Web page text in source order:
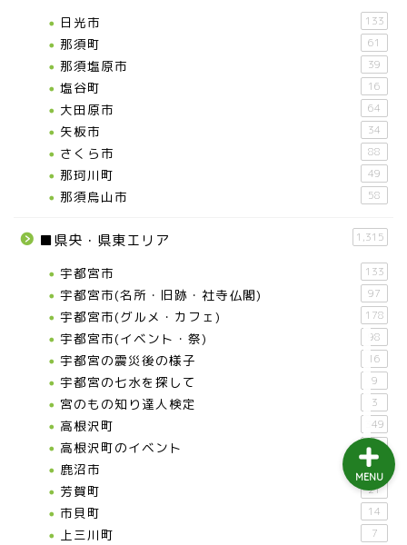
日光市 133
那須町 61
那須塩原市 39
塩谷町 16
大田原市 64
矢板市 34
さくら市 88
那珂川町 49
那須烏山市 58
■県央・県東エリア 1,315
宇都宮市 133
宇都宮市(名所・旧跡・社寺仏閣) 97
宇都宮市(グルメ・カフェ) 178
宇都宮市(イベント・祭) 98
宇都宮の震災後の様子 16
宇都宮の七水を探して 9
宮のもの知り達人検定 3
高根沢町 349
高根沢町のイベント 197
鹿沼市 43
芳賀町 21
市貝町 14
上三川町 7
MENU
埼玉ブロンコス